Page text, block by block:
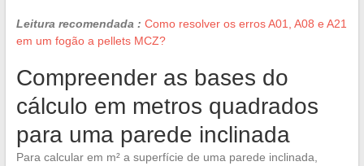
Leitura recomendada : Como resolver os erros A01, A08 e A21
em um fogão a pellets MCZ?
Compreender as bases do
cálculo em metros quadrados
para uma parede inclinada
Para calcular em m² a superfície de uma parede inclinada,